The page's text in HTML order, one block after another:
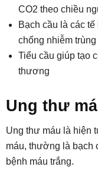
CO2 theo chiều
Bạch cầu là các
chống nhiễm trùng
Tiểu cầu giúp tạo
thương
Ung thư
Ung thư máu là hiện
máu, thường là bạch
bệnh máu trắng.